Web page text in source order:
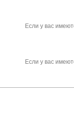
Если у вас
Если у вас